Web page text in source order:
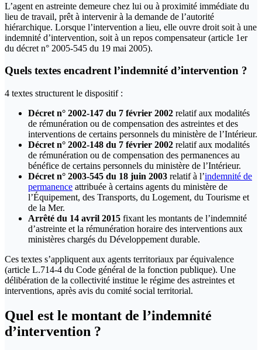
L’agent en astreinte demeure chez lui ou à proximité immédiate du
lieu de travail, prêt à intervenir à la demande de l’autorité
hiérarchique. Lorsque l’intervention a lieu, elle ouvre droit soit à une
indemnité d’intervention, soit à un repos compensateur (article 1er
du décret n° 2005-545 du 19 mai 2005).
Quels textes encadrent l’indemnité d’intervention ?
4 textes structurent le dispositif :
Décret n° 2002-147 du 7 février 2002 relatif aux modalités
de rémunération ou de compensation des astreintes et des
interventions de certains personnels du ministère de l’Intérieur.
Décret n° 2002-148 du 7 février 2002 relatif aux modalités
de rémunération ou de compensation des permanences au
bénéfice de certains personnels du ministère de l’Intérieur.
Décret n° 2003-545 du 18 juin 2003 relatif à l’indemnité de
permanence attribuée à certains agents du ministère de
l’Équipement, des Transports, du Logement, du Tourisme et
de la Mer.
Arrêté du 14 avril 2015 fixant les montants de l’indemnité
d’astreinte et la rémunération horaire des interventions aux
ministères chargés du Développement durable.
Ces textes s’appliquent aux agents territoriaux par équivalence
(article L.714-4 du Code général de la fonction publique). Une
délibération de la collectivité institue le régime des astreintes et
interventions, après avis du comité social territorial.
Quel est le montant de l’indemnité
d’intervention ?